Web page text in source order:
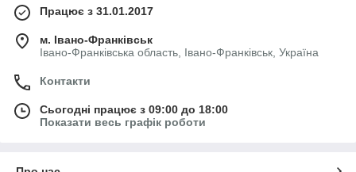
Працює з 31.01.2017
м. Івано-Франківськ
Івано-Франківська область, Івано-Франківськ, Україна
Контакти
Сьогодні працює з 09:00 до 18:00
Показати весь графік роботи